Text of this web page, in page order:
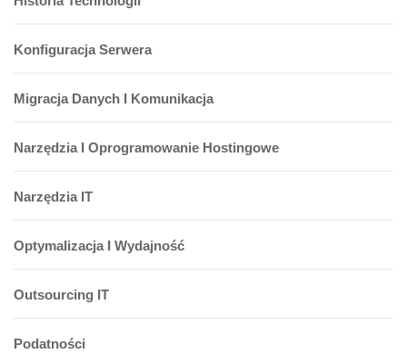
Konfiguracja Serwera
Migracja Danych I Komunikacja
Narzędzia I Oprogramowanie Hostingowe
Narzędzia IT
Optymalizacja I Wydajność
Outsourcing IT
Podatności